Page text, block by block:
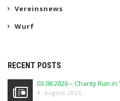
Vereinsnews
Wurf
RECENT POSTS
03.08.2026 – Charity Run in
4. August 2026